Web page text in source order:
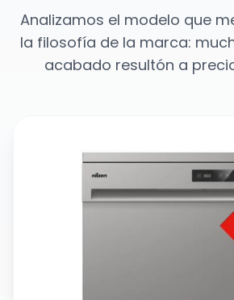
Analizamos el modelo que
la filosofía de la marca:
acabado resultón a